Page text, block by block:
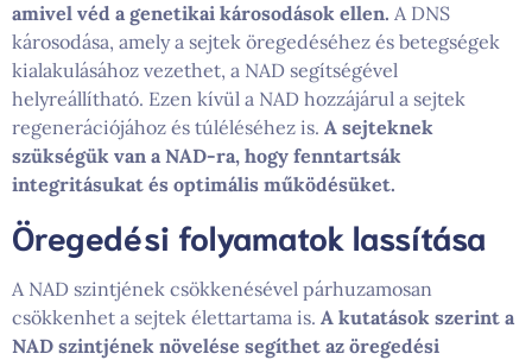
amivel véd a genetikai károsodások ellen. A DNS
károsodása, amely a sejtek öregedéséhez és betegségek
kialakulásához vezethet, a NAD segítségével
helyreállítható. Ezen kívül a NAD hozzájárul a sejtek
regenerációjához és túléléséhez is. A sejteknek
szükségük van a NAD-ra, hogy fenntartsák
integritásukat és optimális működésüket.
Öregedési folyamatok lassítása
A NAD szintjének csökkenésével párhuzamosan
csökkenhet a sejtek élettartama is. A kutatások szerint a
NAD szintjének növelése segíthet az öregedési